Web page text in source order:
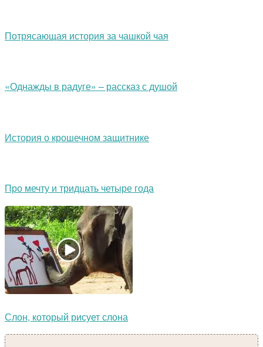
Потрясающая история за чашкой чая
«Однажды в радуге» – рассказ с душой
История о крошечном защитнике
Про мечту и тридцать четыре года
Слон, который рисует слона